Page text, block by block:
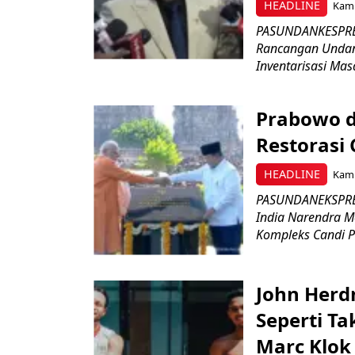
HEADLINE
Rancangan
Inventarisasi
HEADLINE
Prabowo
Restorasi
India Narendra
Kompleks Candi
John
Seperti
Marc